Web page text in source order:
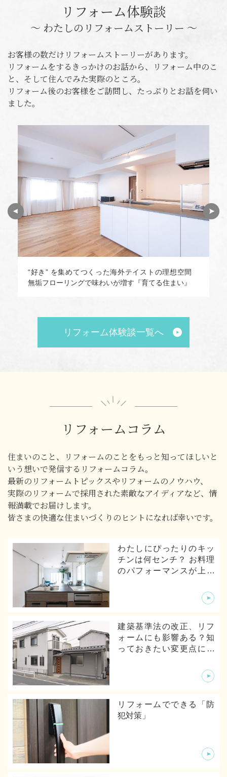
リフォーム体験談
〜 わたしのリフォームストーリー 〜
お客様の数だけリフォームストーリーがあります。
リフォームをするきっかけのお話から、リフォーム中のこ
と、そして住んでみた実際のところ。
リフォーム後のお客様をご訪問し、たっぷりとお話を伺い
ました。
“好き” を集めてつくった海外テイストの理想空間
無垢フローリングで味わいが増す『育てる住まい』
リフォーム体験談一覧へ
リフォームコラム
住まいのこと、リフォームのことをもっと知ってほしいと
いう想いで発信するリフォームコラム。
最新のリフォームトピックスやリフォームのノウハウ、
実際のリフォームで採用された素敵なアイディアなど、情
報満載でお届けします。
皆さまの快適な住まいづくりのヒントになれば幸いです。
わたしにぴったりのキッ
チンは何センチ？ お料理
のパフォーマンスが上が
建築基準法の改正、リフ
ォームにも影響ある？知
っておきたい変更点につ
リフォームでできる「防
犯対策」